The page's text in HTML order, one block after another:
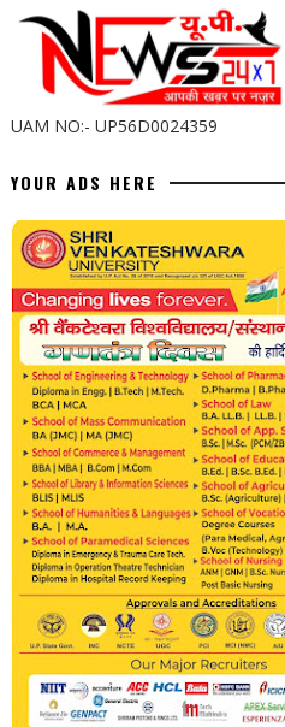
UAM NO:- UP56D0024359
YOUR ADS HERE